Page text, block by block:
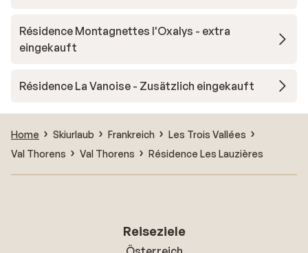
Résidence Montagnettes l'Oxalys - extra
eingekauft
Résidence La Vanoise - Zusätzlich eingekauft
Home Skiurlaub Frankreich
Les Trois Vallées
Val Thorens
Val Thorens Résidence Les Lauzières
Reiseziele